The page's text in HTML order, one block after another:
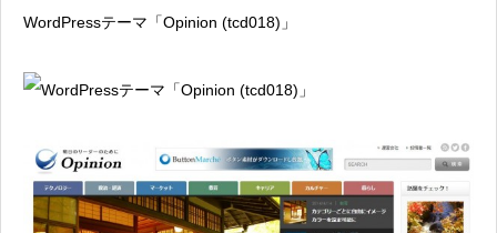
WordPressテーマ「Opinion (tcd018)」